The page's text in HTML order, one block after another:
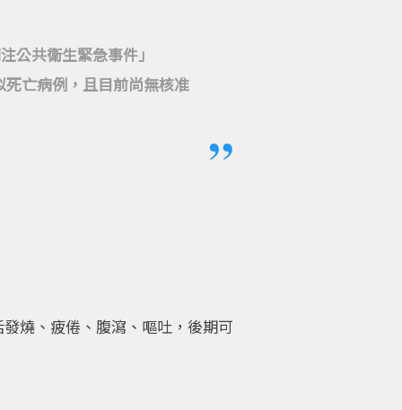
公共衛生緊急事件」
亡病例，且目前尚無核准
燒、疲倦、腹瀉、嘔吐，後期可